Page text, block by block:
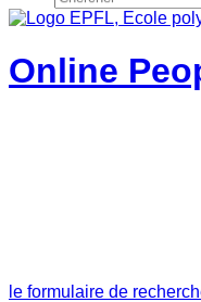
Online
le formulaire de